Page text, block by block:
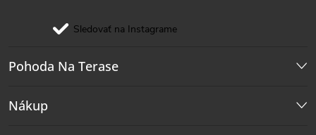
Sledovať na Instagrame
Pohoda Na Terase
Nákup